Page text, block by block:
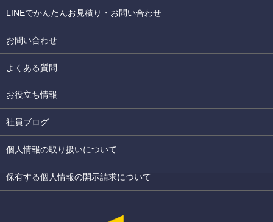
LINEでかんたんお見積り・お問い合わせ
お問い合わせ
よくある質問
お役立ち情報
社員ブログ
個人情報の取り扱いについて
保有する個人情報の開示請求について